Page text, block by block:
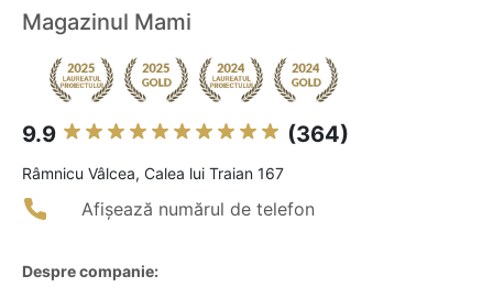
Magazinul Mami
9.9 (364)
Râmnicu Vâlcea, Calea lui Traian 167
Afișează numărul de telefon
Despre companie: